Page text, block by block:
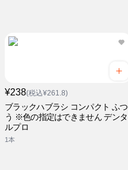
¥238(税込¥261.8)
ブラックハブラシ コンパクト ふつ
う ※色の指定はできません デンタ
ルプロ
1本